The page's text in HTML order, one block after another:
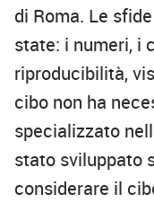
di Roma. Le
state: i numeri, i
riproducibilità,
cibo non ha
specializzato
stato sviluppato
considerare il